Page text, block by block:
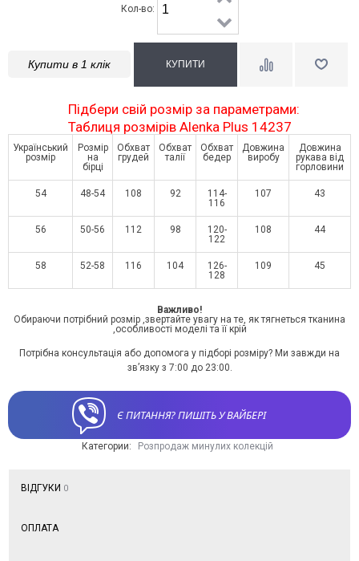
Кол-во:
Купити в 1 клік
Підбери свій розмір за параметрами:
Таблиця розмірів Alenka Plus 14237
Український
розмір
Розмір
на
бірці
Обхват
грудей
Обхват
талії
Обхват
бедер
Довжина
виробу
Довжина
рукава від
горловини
54 48-54 108 92
114-
116
107 43
56 50-56 112 98
120-
122
108 44
58 52-58 116 104
126-
128
109 45
Важливо!
Обираючи потрібний розмір ,звертайте увагу на те, як тягнеться тканина
,особливості моделі та її крій
Потрібна консультація або допомога у підборі розміру? Ми завжди на
зв’язку з 7:00 до 23:00.
Є ПИТАННЯ? ПИШІТЬ У ВАЙБЕРІ
Категории: Розпродаж минулих колекцій
ВІДГУКИ 0
ОПЛАТА